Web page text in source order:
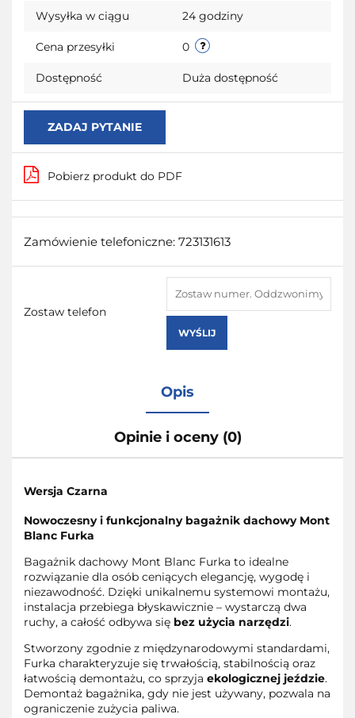
Wysyłka w ciągu 24 godziny
Cena przesyłki 0
Dostępność Duża dostępność
ZADAJ PYTANIE
Pobierz produkt do PDF
Zamówienie telefoniczne: 723131613
Zostaw telefon
WYŚLIJ
Opis
Opinie i oceny (0)
Wersja Czarna
Nowoczesny i funkcjonalny bagażnik dachowy Mont
Blanc Furka
Bagażnik dachowy Mont Blanc Furka to idealne
rozwiązanie dla osób ceniących elegancję, wygodę i
niezawodność. Dzięki unikalnemu systemowi montażu,
instalacja przebiega błyskawicznie – wystarczą dwa
ruchy, a całość odbywa się bez użycia narzędzi.
Stworzony zgodnie z międzynarodowymi standardami,
Furka charakteryzuje się trwałością, stabilnością oraz
łatwością demontażu, co sprzyja ekologicznej jeździe.
Demontaż bagażnika, gdy nie jest używany, pozwala na
ograniczenie zużycia paliwa.